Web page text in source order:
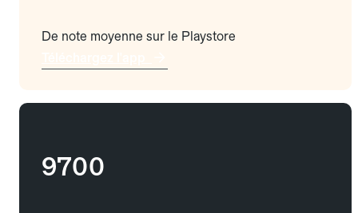
De note moyenne sur le Playstore
9700